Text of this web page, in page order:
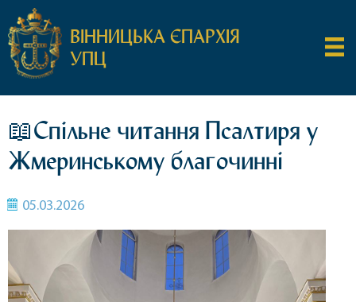
ВІННИЦЬКА ЄПАРХІЯ
УПЦ
📖Спільне читання Псалтиря у
Жмеринському благочинні
05.03.2026